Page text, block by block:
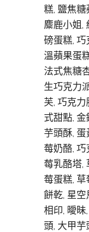
糕, 鹽焦糖
麋鹿小姐,
磅蛋糕,
溫蘋果蛋
法式焦糖
生巧克力
芙, 巧克
式甜點,
芋頭酥, 蛋
莓奶酪,
莓乳酪塔,
莓蛋糕,
餅乾, 星空
相印, 曖
頭, 大甲芋